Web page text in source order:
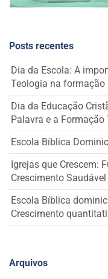
Posts recentes
Dia da Escola: A
Teologia na formação
Dia da Educação
Palavra e a Formação
Escola Bíblica
Igrejas que Crescem:
Crescimento
Escola Bíblica
Crescimento
Arquivos